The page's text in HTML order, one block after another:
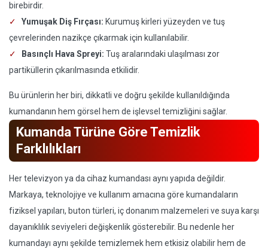
birebirdir.
Yumuşak Diş Fırçası: Kurumuş kirleri yüzeyden ve tuş
çevrelerinden nazikçe çıkarmak için kullanılabilir.
Basınçlı Hava Spreyi: Tuş aralarındaki ulaşılması zor
partiküllerin çıkarılmasında etkilidir.
Bu ürünlerin her biri, dikkatli ve doğru şekilde kullanıldığında
kumandanın hem görsel hem de işlevsel temizliğini sağlar.
Kumanda Türüne Göre Temizlik
Farklılıkları
Her televizyon ya da cihaz kumandası aynı yapıda değildir.
Markaya, teknolojiye ve kullanım amacına göre kumandaların
fiziksel yapıları, buton türleri, iç donanım malzemeleri ve suya karşı
dayanıklılık seviyeleri değişkenlik gösterebilir. Bu nedenle her
kumandayı aynı şekilde temizlemek hem etkisiz olabilir hem de